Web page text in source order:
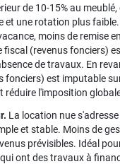
de 10-15% au
et une rotation plus
moins de remise
fiscal (revenus fonciers)
de travaux. En
fonciers) est imputable
réduire l'imposition
La location nue
et stable. Moins de
prévisibles. Idéal
ont des travaux à